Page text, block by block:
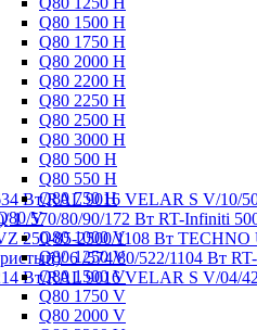
Q80 1500 H
Q80 1750 H
Q80 2000 H
Q80 2200 H
Q80 2250 H
Q80 2500 H
Q80 3000 H
Q80 500 H
Q80 550 H
Q80 750 H
V
Q80 1000 V
Q80 1250 V
Q80 1500 V
Q80 1750 V
Q80 2000 V
VELAR S V/10/
RT-Infiniti
TECHNO
VELAR S V/04/